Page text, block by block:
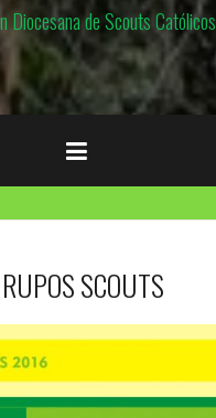
Diocesana de Scouts Católicos
SCOUTS